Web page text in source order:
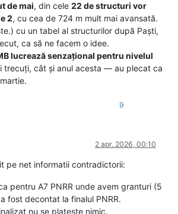
de mai, din cele 22 de structuri vor
2, cu cea de 724 m mult mai avansată.
cu un tabel al structurilor după Paști,
ca să ne facem o idee.
lucrează senzațional pentru nivelul
trecuți, cât și anul acesta — au plecat ca
9
2 apr. 2026, 00:10
pe net informatii contradictorii:
pentru A7 PNRR unde avem granturi (5
fost decontat la finalul PNRR.
nu se plateste nimic.